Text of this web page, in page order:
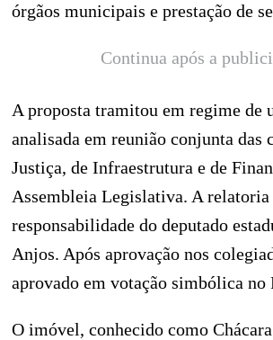
órgãos municipais e prestação de
Continua após a
A proposta tramitou em regime de
analisada em reunião conjunta das
Justiça, de Infraestrutura e de
Assembleia Legislativa. A
responsabilidade do deputado
Anjos. Após aprovação nos
aprovado em votação simbólica no
O imóvel, conhecido como